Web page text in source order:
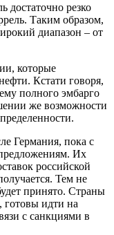
достаточно резко
Таким образом,
диапазон – от
которые
Кстати говоря,
полного эмбарго
же возможности
Германия, пока с
Их
российской
Тем не
принято. Страны
готовы идти на
с санкциями в